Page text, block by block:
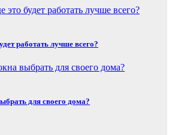
работать лучше всего?
для своего дома?